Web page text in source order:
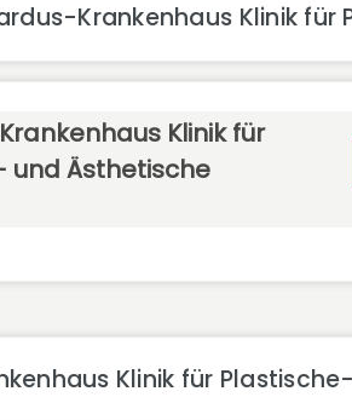
Krankenhaus Klinik
Klinik für
und Ästhetische
Klinik für